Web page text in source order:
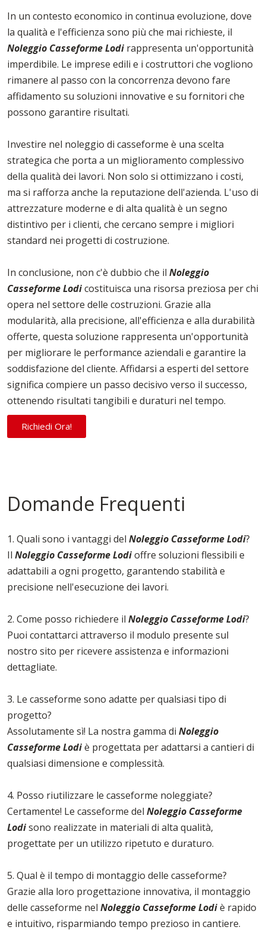
In un contesto economico in continua evoluzione, dove
la qualità e l'efficienza sono più che mai richieste, il
Noleggio Casseforme Lodi rappresenta un'opportunità
imperdibile. Le imprese edili e i costruttori che vogliono
rimanere al passo con la concorrenza devono fare
affidamento su soluzioni innovative e su fornitori che
possono garantire risultati.
Investire nel noleggio di casseforme è una scelta
strategica che porta a un miglioramento complessivo
della qualità dei lavori. Non solo si ottimizzano i costi,
ma si rafforza anche la reputazione dell'azienda. L'uso di
attrezzature moderne e di alta qualità è un segno
distintivo per i clienti, che cercano sempre i migliori
standard nei progetti di costruzione.
In conclusione, non c'è dubbio che il Noleggio
Casseforme Lodicostituisca una risorsa preziosa per chi
opera nel settore delle costruzioni. Grazie alla
modularità, alla precisione, all'efficienza e alla durabilità
offerte, questa soluzione rappresenta un'opportunità
per migliorare le performance aziendali e garantire la
soddisfazione del cliente. Affidarsi a esperti del settore
significa compiere un passo decisivo verso il successo,
ottenendo risultati tangibili e duraturi nel tempo.
Richiedi Ora!
Domande Frequenti
1. Quali sono i vantaggi del Noleggio Casseforme Lodi?
Il Noleggio Casseforme Lodioffre soluzioni flessibili e
adattabili a ogni progetto, garantendo stabilità e
precisione nell'esecuzione dei lavori.
2. Come posso richiedere il Noleggio Casseforme Lodi?
Puoi contattarci attraverso il modulo presente sul
nostro sito per ricevere assistenza e informazioni
dettagliate.
3. Le casseforme sono adatte per qualsiasi tipo di
progetto?
Assolutamente sì! La nostra gamma di Noleggio
Casseforme Lodiè progettata per adattarsi a cantieri di
qualsiasi dimensione e complessità.
4. Posso riutilizzare le casseforme noleggiate?
Certamente! Le casseforme del Noleggio Casseforme
Lodisono realizzate in materiali di alta qualità,
progettate per un utilizzo ripetuto e duraturo.
5. Qual è il tempo di montaggio delle casseforme?
Grazie alla loro progettazione innovativa, il montaggio
delle casseforme nel Noleggio Casseforme Lodiè rapido
e intuitivo, risparmiando tempo prezioso in cantiere.